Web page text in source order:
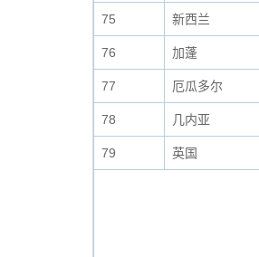
75 新西兰
76 加蓬
77 厄瓜多尔
78 几内亚
79 英国